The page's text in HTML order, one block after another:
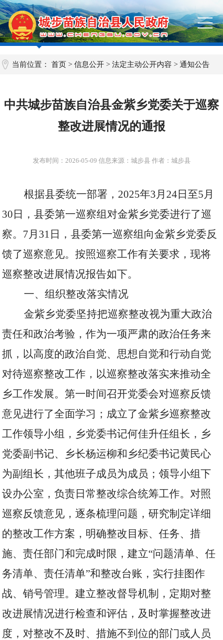
当前位置：首页 >信息公开 >法定主动公开内容 >通知公告
中共城步苗族自治县金紫乡党委关于巡察
整改进展情况的通报
发布时间： 2026-05-09 信息来源：城步县 作者：城步县
根据县委统一部署， 2025年3月 24日至5月
30 日，县委第一巡察组对金紫乡党委进行了巡
察。 7月 31 日，县委第一巡察组向金紫乡党委反
馈了巡察意见。按照巡察工作有关要求，现将
巡察整改进展情况报告如下。
一、组织整改落实情况
金紫乡党委坚持把巡察整改视为重大政治
责任和政治考验，作为一项严肃的政治任务来
抓，以高度的政治自觉、思想自觉和行动自觉
对待巡察整改工作，以巡察整改落实来推动全
乡工作发展。第一时间召开党委会对巡察反馈
意见进行了全面学习；成立了金紫乡巡察整改
工作领导小组，乡党委书记何佳升任组长，乡
党委副书记、乡长杨运柳和乡纪委书记黄民心
为副组长，其他班子成员为成员；领导小组下
设办公室，负责日常整改综合统筹工作。对照
巡察反馈意见，逐条梳理问题，研究制定详细
的整改工作方案，明确整改目标、任务、措
施、责任部门和完成时限，建立“问题清单、任
务清单、责任清单”和整改台账，实行挂图作
战、销号管理。建立整改督导机制，定期对整
改进展情况进行检查和评估，及时掌握整改进
度，对整改不及时、措施不到位的部门或人员